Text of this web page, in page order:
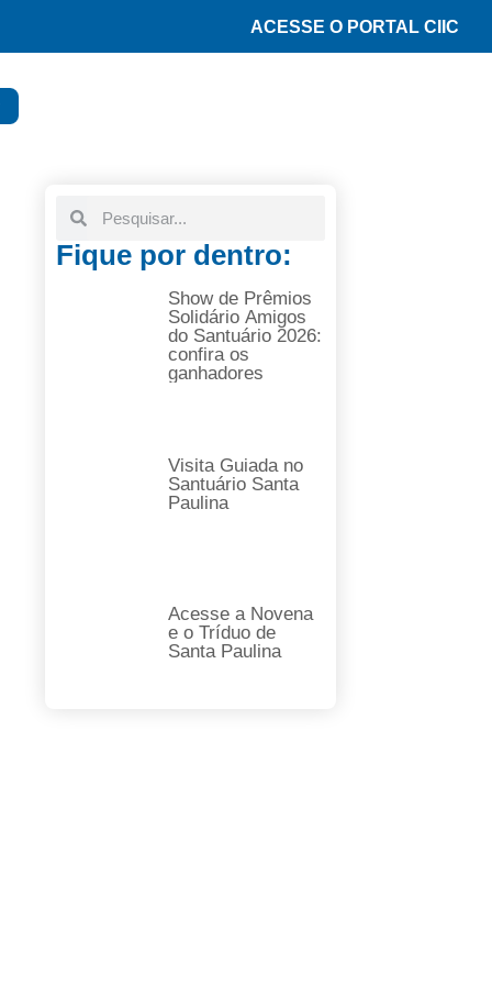
ACESSE O PORTAL CIIC
Fique por dentro:
Show de Prêmios
Solidário Amigos
do Santuário 2026:
confira os
ganhadores
Visita Guiada no
Santuário Santa
Paulina
Acesse a Novena
e o Tríduo de
Santa Paulina